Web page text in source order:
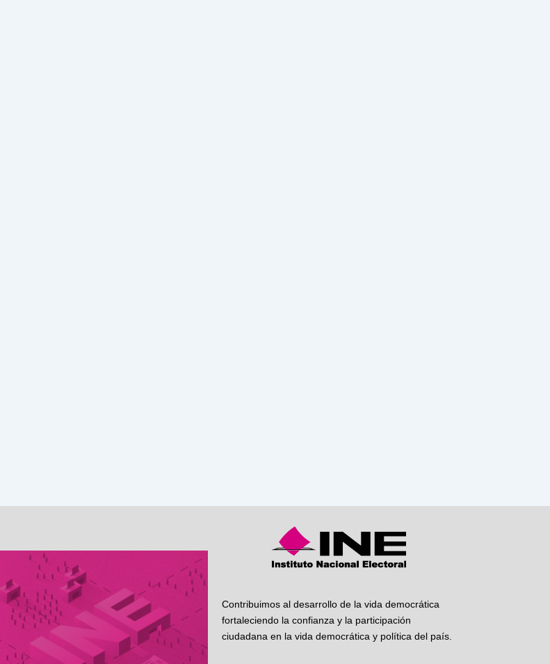
Contribuimos al desarrollo de la vida democrática
fortaleciendo la confianza y la participación
ciudadana en la vida democrática y política del país.